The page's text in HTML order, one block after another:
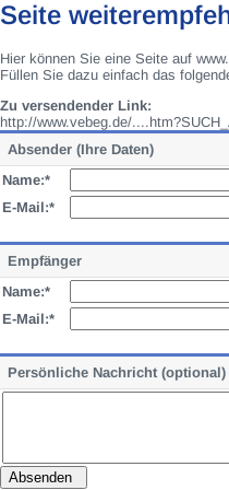
Seite
Hier können Sie eine Seite auf
Füllen Sie dazu einfach das
Zu versendender Link:
http://www.vebeg.de/
Absender (Ihre Daten)
Name:*
E-Mail:*
Empfänger
Name:*
E-Mail:*
Persönliche Nachricht (optional)